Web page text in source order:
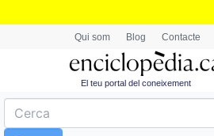
Qui som Blog Contacte
El teu portal del coneixement